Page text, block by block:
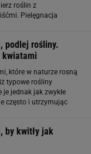
roślin z
Pielęgnacja
podlej rośliny.
kwiatami
które w naturze rosną
typowe rośliny
jednak jak zwykłe
często i utrzymując
by kwitły jak